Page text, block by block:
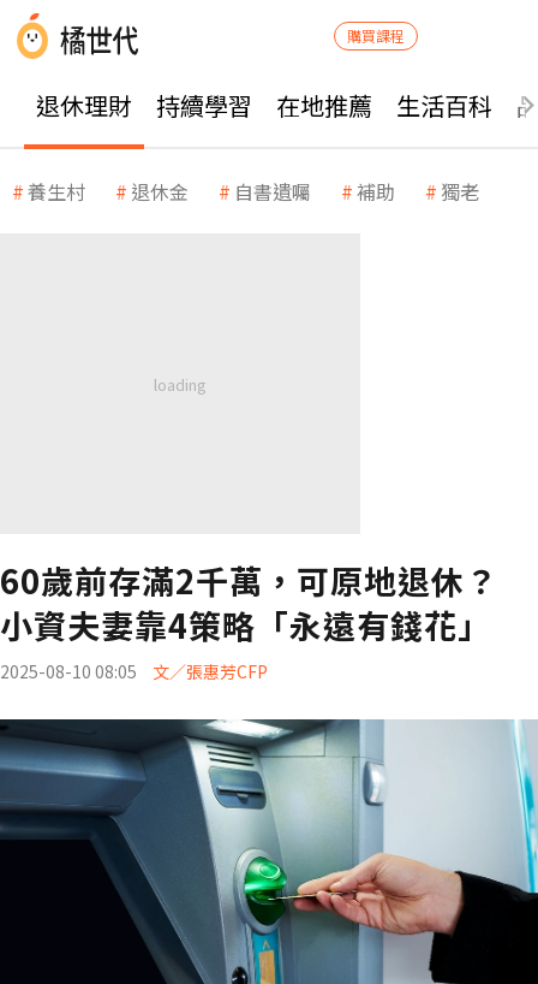
購買課程
退休理財 持續學習 在地推薦 生活百科
養生村 退休金 自書遺囑 補助 獨老
60歲前存滿2千萬，可原地退休？
小資夫妻靠4策略「永遠有錢花」
2025-08-10 08:05 文／張惠芳CFP